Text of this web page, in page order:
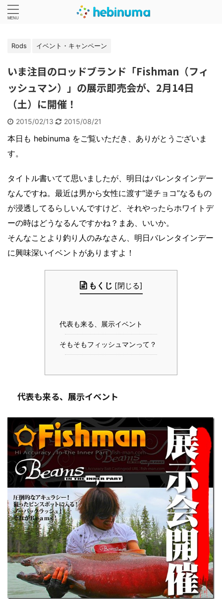
Rods イベント・キャンペーン
いま注目のロッドブランド「Fishman（フィ
ッシュマン）」の展示即売会が、2月14日
（土）に開催！
2015/02/13 2015/08/21
本日も hebinuma をご覧いただき、ありがとうございま
す。
タイトル書いてて思いましたが、明日はバレンタインデー
なんですね。最近は男から女性に渡す“逆チョコ”なるもの
が浸透してるらしいんですけど、それやったらホワイトデ
ーの時はどうなるんですかね？まあ、いいか。
そんなことより釣り人のみなさん、明日バレンタインデー
に興味深いイベントがありますよ！
もくじ [閉じる]
代表も来る、展示イベント
そもそもフィッシュマンって？
代表も来る、展示イベント